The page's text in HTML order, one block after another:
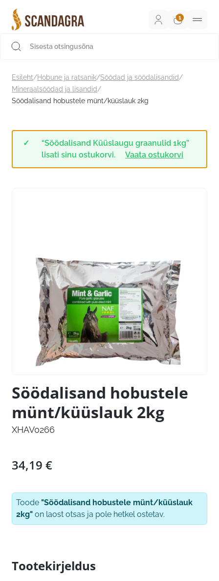
sisu
juurde
Esileht/Hobune ja ratsanik/Söödad ja söödalisandid/
Mineraalsöödad ja lisandid/
Söödalisand hobustele münt/küüslauk 2kg
“Söödalisand Küüslaugu graanulid 1kg”
lisati sinu ostukorvi.
Vaata ostukorvi
Söödalisand hobustele
münt/küüslauk 2kg
XHAV0266
34,19 €
Toode "Söödalisand hobustele münt/küüslauk
2kg" on laost otsas ja pole hetkel ostetav.
Tootekirjeldus